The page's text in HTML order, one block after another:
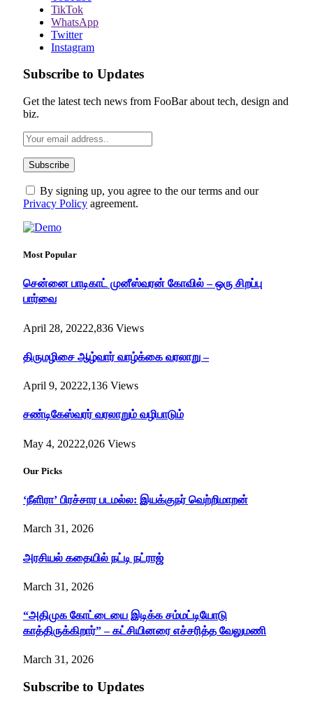
TikTok
WhatsApp
Twitter
Instagram
Subscribe to Updates
Get the latest tech news from FooBar about tech, design and
biz.
By signing up, you agree to the our terms and our
Privacy Policy agreement.
Most Popular
சென்னை பாடிகாட் முனீஸ்வரன் கோவில் – ஒரு சிறப்பு
பார்வை
April 28, 20222,836 Views
திருமழிசை ஆழ்வார் வாழ்க்கை வரலாறு –
April 9, 20222,136 Views
சண்டிகேஸ்வரர் வரலாறும் வழிபாடும்
May 4, 20222,026 Views
Our Picks
‘நீளிரா’ பிரச்சார படமல்ல: இயக்குநர் வெற்றிமாறன்
March 31, 2026
அரசியல் கதையில் நட்டி நட்ராஜ்
March 31, 2026
“அதிமுக கோட்டையை இடிக்க சம்மட்டியோடு
காத்திருக்கிறார்” – கட்சியினரை எச்சரித்த வேலுமணி
March 31, 2026
Subscribe to Updates